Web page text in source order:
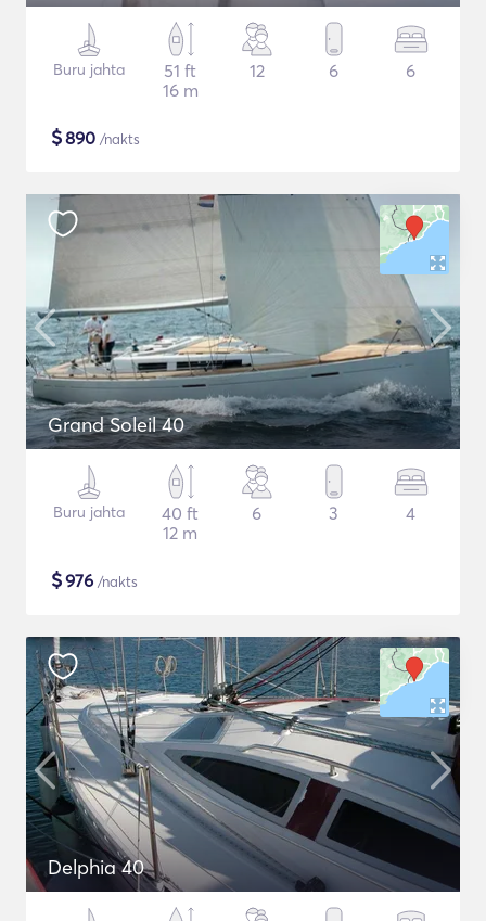
Buru jahta
51 ft
16 m
12 6 6
$890 /nakts
Grand Soleil 40
Buru jahta
40 ft
12 m
6 3 4
$976 /nakts
Delphia 40